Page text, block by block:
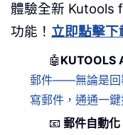
體驗全新 Kutools
功能！ 立即點擊下
🤖 KUTOOLS
郵件——無論是回
寫郵件，通通一鍵
📧 郵件自動化